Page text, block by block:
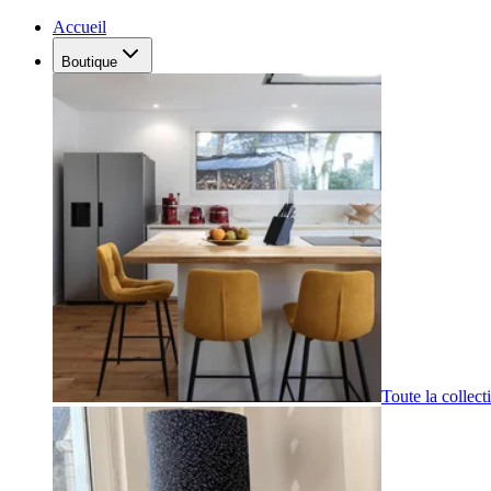
Accueil
Boutique
Toute la